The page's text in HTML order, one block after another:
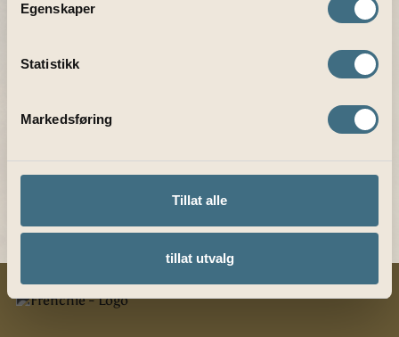
Egenskaper
Statistikk
Markedsføring
Tillat alle
tillat utvalg